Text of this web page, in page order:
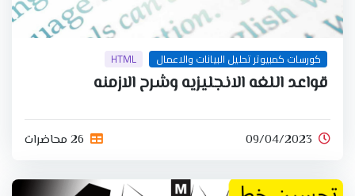
كورسات كمبيوتر تحليل البيانات والاعمال HTML
قواعد اللغه الانجليزيه وشرح الازمنه
09/04/2023 26 محاضرات